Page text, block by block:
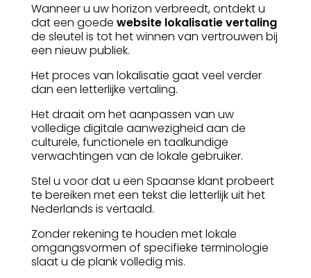
Wanneer u uw horizon verbreedt, ontdekt u
dat een goede website lokalisatie vertaling
de sleutel is tot het winnen van vertrouwen bij
een nieuw publiek.
Het proces van lokalisatie gaat veel verder
dan een letterlijke vertaling.
Het draait om het aanpassen van uw
volledige digitale aanwezigheid aan de
culturele, functionele en taalkundige
verwachtingen van de lokale gebruiker.
Stel u voor dat u een Spaanse klant probeert
te bereiken met een tekst die letterlijk uit het
Nederlands is vertaald.
Zonder rekening te houden met lokale
omgangsvormen of specifieke terminologie
slaat u de plank volledig mis.